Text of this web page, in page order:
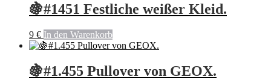
🍇#1451 Festliche weißer Kleid.
9 € In den Warenkorb
🍇#1.455 Pullover von GEOX.